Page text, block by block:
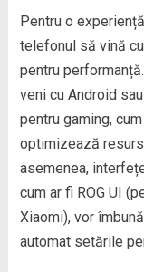
Pentru o
telefonul să vină
pentru
veni cu Android
pentru gaming,
optimizează
asemenea,
cum ar fi ROG UI
Xiaomi), vor
automat setările